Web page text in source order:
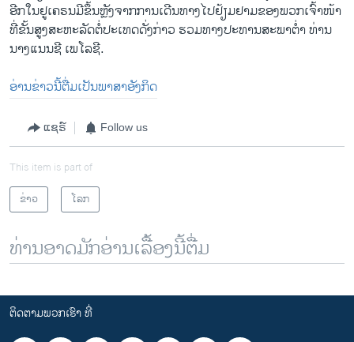
ອີກ​ໃນ​ຢູ​ເຄ​ຣນ​ມີ​ຂຶ້ນ​ຫຼັງ​ຈາກ​ການ​ເດີນ​ທາງ​ໄປ​ຢ້ຽມ​ຢາມ​ຂອງ​ພວກ​ເຈົ້າ​ໜ້າ​
ທີ່​ຂັ້ນ​ສູງ​ສະ​ຫະ​ລັດ​ຕໍ່​ປະ​ເທດ​ດັ່ງ​ກ່າວ ຮວມ​ທາງ​ປະ​ທານ​ສະ​ພາ​ຕ່ຳ ທ່ານ​
ນາງ​ແນນ​ຊີ ເພ​ໂລ​ຊີ.
ອ່ານ​ຂ່າວນີ້​ຕື່ມ​ເປັນ​ພາ​ສາ​ອັງ​ກິດ
ແຊຣ໌ Follow us
This item is part of
ຂ່າວ
ໂລກ
ທ່ານອາດມັກອ່ານເລື້ອງນີ້ຕື່ມ
ຕິດຕາມພວກເຮົາ ທີ່